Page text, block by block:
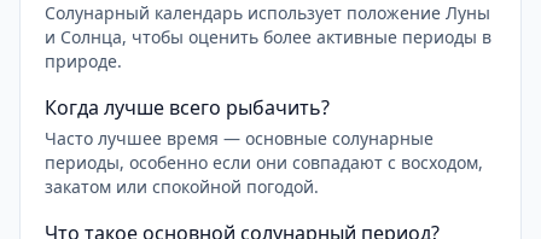
Солунарный календарь использует положение Луны
и Солнца, чтобы оценить более активные периоды в
природе.
Когда лучше всего рыбачить?
Часто лучшее время — основные солунарные
периоды, особенно если они совпадают с восходом,
закатом или спокойной погодой.
Что такое основной солунарный период?